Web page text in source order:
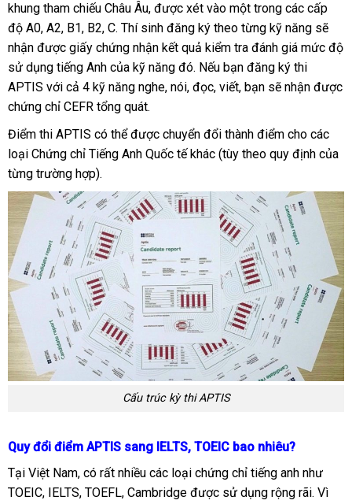
khung tham chiếu Châu Âu, được xét vào một trong các cấp
độ A0, A2, B1, B2, C. Thí sinh đăng ký theo từng kỹ năng sẽ
nhận được giấy chứng nhận kết quả kiểm tra đánh giá mức độ
sử dụng tiếng Anh của kỹ năng đó. Nếu bạn đăng ký thi
APTIS với cả 4 kỹ năng nghe, nói, đọc, viết, bạn sẽ nhận được
chứng chỉ CEFR tổng quát.
Điểm thi APTIS có thể được chuyển đổi thành điểm cho các
loại Chứng chỉ Tiếng Anh Quốc tế khác (tùy theo quy định của
từng trường hợp).
Cấu trúc kỳ thi APTIS
Quy đổi điểm APTIS sang IELTS, TOEIC bao nhiêu?
Tại Việt Nam, có rất nhiều các loại chứng chỉ tiếng anh như
TOEIC, IELTS, TOEFL, Cambridge được sử dụng rộng rãi. Vì